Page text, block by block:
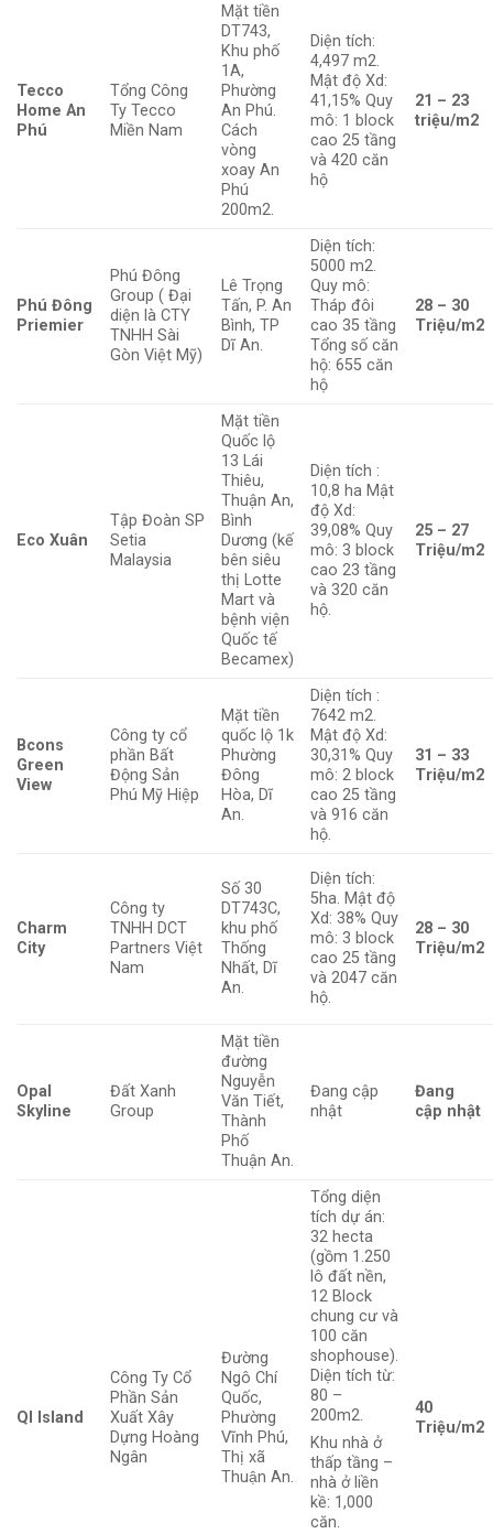
Tecco
Home An
Phú
Tổng Công
Ty Tecco
Miền Nam
Mặt tiền
DT743,
Khu phố
1A,
Phường
An Phú.
Cách
vòng
xoay An
Phú
200m2.
Diện tích:
4,497 m2.
Mật độ Xd:
41,15% Quy
mô: 1 block
cao 25 tầng
và 420 căn
hộ
21 – 23
triệu/m2
Phú Đông
Priemier
Phú Đông
Group ( Đại
diện là CTY
TNHH Sài
Gòn Việt Mỹ)
Lê Trọng
Tấn, P. An
Bình, TP
Dĩ An.
Diện tích:
5000 m2.
Quy mô:
Tháp đôi
cao 35 tầng
Tổng số căn
hộ: 655 căn
hộ
28 – 30
Triệu/m2
Eco Xuân
Tập Đoàn SP
Setia
Malaysia
Mặt tiền
Quốc lộ
13 Lái
Thiêu,
Thuận An,
Bình
Dương (kế
bên siêu
thị Lotte
Mart và
bệnh viện
Quốc tế
Becamex)
Diện tích :
10,8 ha Mật
độ Xd:
39,08% Quy
mô: 3 block
cao 23 tầng
và 320 căn
hộ.
25 – 27
Triệu/m2
Bcons
Green
View
Công ty cổ
phần Bất
Động Sản
Phú Mỹ Hiệp
Mặt tiền
quốc lộ 1k
Phường
Đông
Hòa, Dĩ
An.
Diện tích :
7642 m2.
Mật độ Xd:
30,31% Quy
mô: 2 block
cao 25 tầng
và 916 căn
hộ.
31 – 33
Triệu/m2
Charm
City
Công ty
TNHH DCT
Partners Việt
Nam
Số 30
DT743C,
khu phố
Thống
Nhất, Dĩ
An.
Diện tích:
5ha. Mật độ
Xd: 38% Quy
mô: 3 block
cao 25 tầng
và 2047 căn
hộ.
28 – 30
Triệu/m2
Opal
Skyline
Đất Xanh
Group
Mặt tiền
đường
Nguyễn
Văn Tiết,
Thành
Phố
Thuận An.
Đang cập
nhật
Đang
cập nhật
QI Island
Công Ty Cổ
Phần Sản
Xuất Xây
Dựng Hoàng
Ngân
Đường
Ngô Chí
Quốc,
Phường
Vĩnh Phú,
Thị xã
Thuận An.
Tổng diện
tích dự án:
32 hecta
(gồm 1.250
lô đất nền,
12 Block
chung cư và
100 căn
shophouse).
Diện tích từ:
80 –
200m2.
Khu nhà ở
thấp tầng –
nhà ở liền
kề: 1,000
căn.
40
Triệu/m2